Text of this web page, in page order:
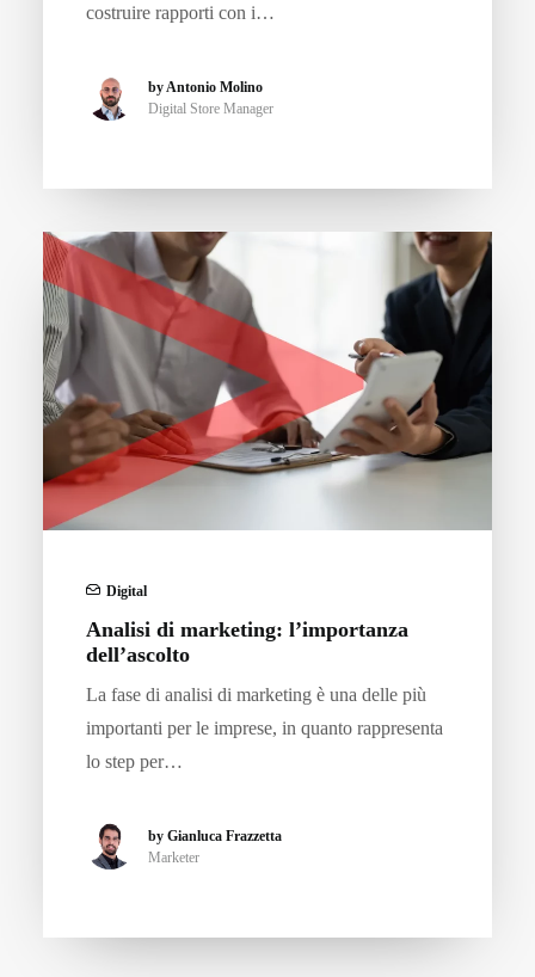
costruire rapporti con i…
by Antonio Molino
Digital Store Manager
Digital
Analisi di marketing: l’importanza
dell’ascolto
La fase di analisi di marketing è una delle più
importanti per le imprese, in quanto rappresenta
lo step per…
by Gianluca Frazzetta
Marketer